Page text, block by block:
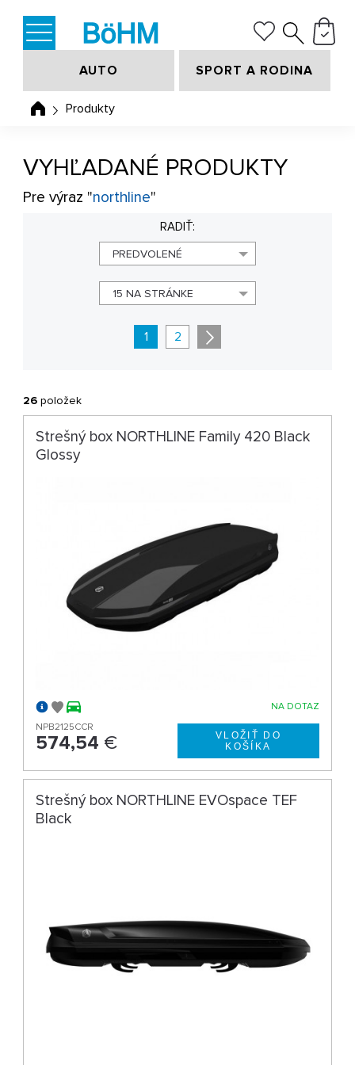
AUTO SPORT A RODINA
Produkty
VYHĽADANÉ PRODUKTY
Pre výraz "northline"
RADIŤ:
PREDVOLENÉ
15 NA STRÁNKE
1 2
26 položek
Strešný box NORTHLINE Family 420 Black
Glossy
NA DOTAZ
NPB2125CCR
574,54 €
Strešný box NORTHLINE EVOspace TEF
Black